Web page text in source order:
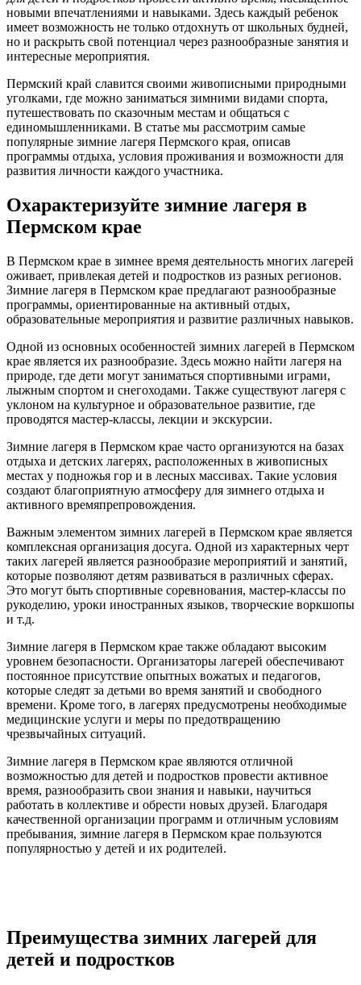
новыми впечатлениями и навыками. Здесь каждый ребенок
имеет возможность не только отдохнуть от школьных будней,
но и раскрыть свой потенциал через разнообразные занятия и
интересные мероприятия.
Пермский край славится своими живописными природными
уголками, где можно заниматься зимними видами спорта,
путешествовать по сказочным местам и общаться с
единомышленниками. В статье мы рассмотрим самые
популярные зимние лагеря Пермского края, описав
программы отдыха, условия проживания и возможности для
развития личности каждого участника.
Охарактеризуйте зимние лагеря в
Пермском крае
В Пермском крае в зимнее время деятельность многих лагерей
оживает, привлекая детей и подростков из разных регионов.
Зимние лагеря в Пермском крае предлагают разнообразные
программы, ориентированные на активный отдых,
образовательные мероприятия и развитие различных навыков.
Одной из основных особенностей зимних лагерей в Пермском
крае является их разнообразие. Здесь можно найти лагеря на
природе, где дети могут заниматься спортивными играми,
лыжным спортом и снегоходами. Также существуют лагеря с
уклоном на культурное и образовательное развитие, где
проводятся мастер-классы, лекции и экскурсии.
Зимние лагеря в Пермском крае часто организуются на базах
отдыха и детских лагерях, расположенных в живописных
местах у подножья гор и в лесных массивах. Такие условия
создают благоприятную атмосферу для зимнего отдыха и
активного времяпрепровождения.
Важным элементом зимних лагерей в Пермском крае является
комплексная организация досуга. Одной из характерных черт
таких лагерей является разнообразие мероприятий и занятий,
которые позволяют детям развиваться в различных сферах.
Это могут быть спортивные соревнования, мастер-классы по
рукоделию, уроки иностранных языков, творческие воркшопы
и т.д.
Зимние лагеря в Пермском крае также обладают высоким
уровнем безопасности. Организаторы лагерей обеспечивают
постоянное присутствие опытных вожатых и педагогов,
которые следят за детьми во время занятий и свободного
времени. Кроме того, в лагерях предусмотрены необходимые
медицинские услуги и меры по предотвращению
чрезвычайных ситуаций.
Зимние лагеря в Пермском крае являются отличной
возможностью для детей и подростков провести активное
время, разнообразить свои знания и навыки, научиться
работать в коллективе и обрести новых друзей. Благодаря
качественной организации программ и отличным условиям
пребывания, зимние лагеря в Пермском крае пользуются
популярностью у детей и их родителей.
Преимущества зимних лагерей для
детей и подростков